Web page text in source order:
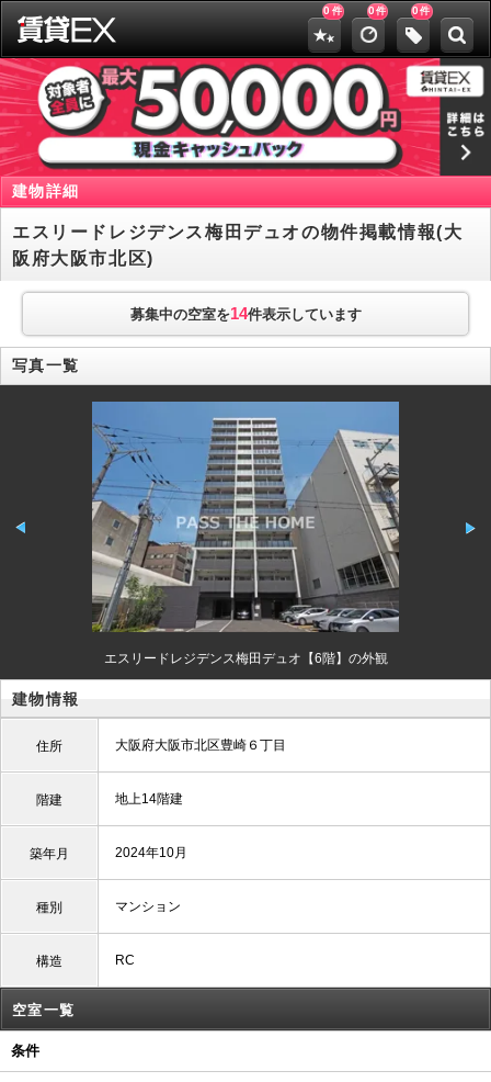
0 件 0件 0件
建物詳細
エスリードレジデンス梅田デュオの物件掲載情報(大
阪府大阪市北区)
募集中の空室を14件表示しています
写真一覧
エスリードレジデンス梅田デュオ【6階】の外観
建物情報
住所 大阪府大阪市北区豊崎６丁目
階建 地上14階建
築年月 2024年10月
種別 マンション
構造 RC
空室一覧
条件